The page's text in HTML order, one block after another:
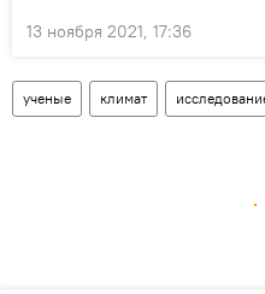
13 ноября 2021, 17:36
ученые климат